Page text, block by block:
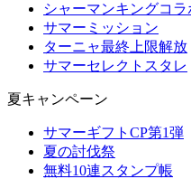
シャーマンキングコラ
サマーミッション
ターニャ最終上限解放
サマーセレクトスタレ
夏キャンペーン
サマーギフトCP第1弾
夏の討伐祭
無料10連スタンプ帳